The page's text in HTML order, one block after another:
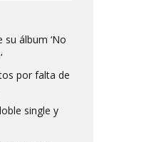
álbum ‘No
por falta de
single y